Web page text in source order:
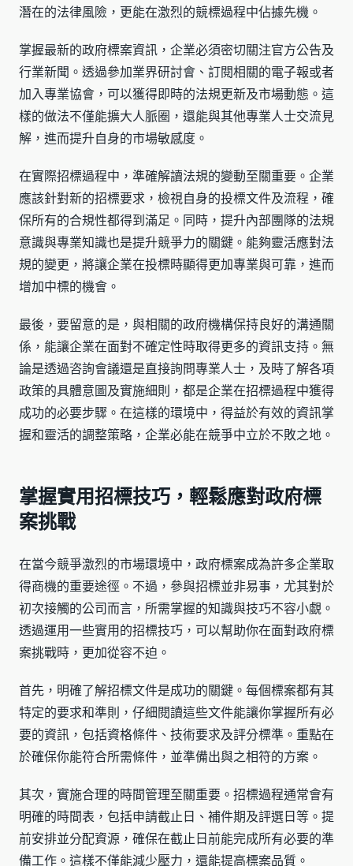
潛在的法律風險，更能在激烈的競標過程中佔據先機。
掌握最新的政府標案資訊，企業必須密切關注官方公告及
行業新聞。透過參加業界研討會、訂閱相關的電子報或者
加入專業協會，可以獲得即時的法規更新及市場動態。這
樣的做法不僅能擴大人脈圈，還能與其他專業人士交流見
解，進而提升自身的市場敏感度。
在實際招標過程中，準確解讀法規的變動至關重要。企業
應該針對新的招標要求，檢視自身的投標文件及流程，確
保所有的合規性都得到滿足。同時，提升內部團隊的法規
意識與專業知識也是提升競爭力的關鍵。能夠靈活應對法
規的變更，將讓企業在投標時顯得更加專業與可靠，進而
增加中標的機會。
最後，要留意的是，與相關的政府機構保持良好的溝通關
係，能讓企業在面對不確定性時取得更多的資訊支持。無
論是透過咨詢會議還是直接詢問專業人士，及時了解各項
政策的具體意圖及實施細則，都是企業在招標過程中獲得
成功的必要步驟。在這樣的環境中，得益於有效的資訊掌
握和靈活的調整策略，企業必能在競爭中立於不敗之地。
掌握實用招標技巧，輕鬆應對政府標
案挑戰
在當今競爭激烈的市場環境中，政府標案成為許多企業取
得商機的重要途徑。不過，參與招標並非易事，尤其對於
初次接觸的公司而言，所需掌握的知識與技巧不容小覷。
透過運用一些實用的招標技巧，可以幫助你在面對政府標
案挑戰時，更加從容不迫。
首先，明確了解招標文件是成功的關鍵。每個標案都有其
特定的要求和準則，仔細閱讀這些文件能讓你掌握所有必
要的資訊，包括資格條件、技術要求及評分標準。重點在
於確保你能符合所需條件，並準備出與之相符的方案。
其次，實施合理的時間管理至關重要。招標過程通常會有
明確的時間表，包括申請截止日、補件期及評選日等。提
前安排並分配資源，確保在截止日前能完成所有必要的準
備工作。這樣不僅能減少壓力，還能提高標案品質。